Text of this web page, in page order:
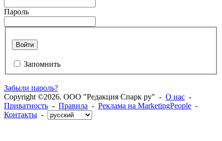
Пароль
Войти
Запомнить
Забыли пароль?
Copyright ©2026. ООО "Редакция Спарк ру" - О нас -
Приватность - Правила - Реклама на MarketingPeople -
Контакты -